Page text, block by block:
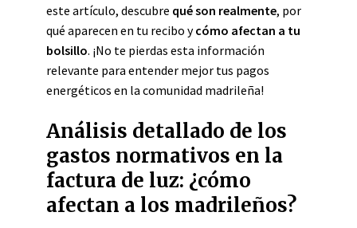
este artículo, descubre qué son realmente, por
qué aparecen en tu recibo ycómo afectan a tu
bolsillo. ¡No te pierdas esta información
relevante para entender mejor tus pagos
energéticos en la comunidad madrileña!
Análisis detallado de los
gastos normativos en la
factura de luz: ¿cómo
afectan a los madrileños?